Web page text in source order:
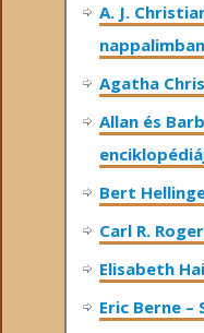
A. J.
Agatha
Allan és
Bert
Carl R.
Elisabeth
Eric Berne –